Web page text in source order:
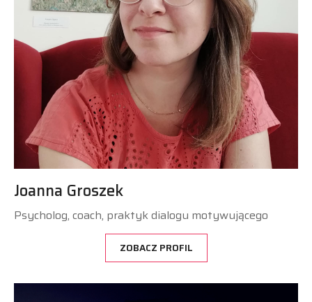
Joanna Groszek
Psycholog, coach, praktyk dialogu motywującego
ZOBACZ PROFIL